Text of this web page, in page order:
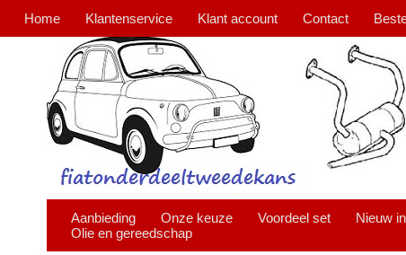
Home Klantenservice Klant account Contact
Aanbieding Onze keuze Voordeel set Nieuw
Olie en gereedschap